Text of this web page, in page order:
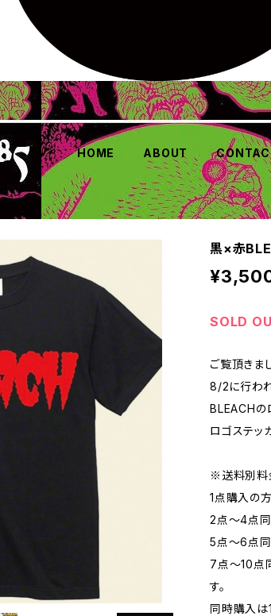
HOME ABOUT
黒×赤
SOLD
ご覧頂きま
8/2に行わ
BLEACHの
ロゴステッ
※送料別料
1点購入の
2点〜4点
5点〜6点
7点〜10点
す。
同時購入は